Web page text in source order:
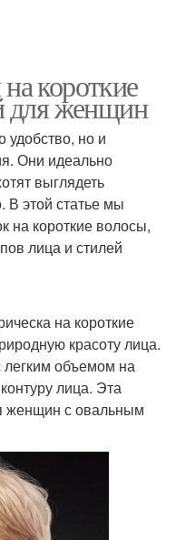
короткие
для женщин
удобство, но и
Они идеально
выглядеть
В этой статье мы
на короткие волосы,
лица и стилей
на короткие
красоту лица.
легким объемом на
лица. Эта
женщин с овальным